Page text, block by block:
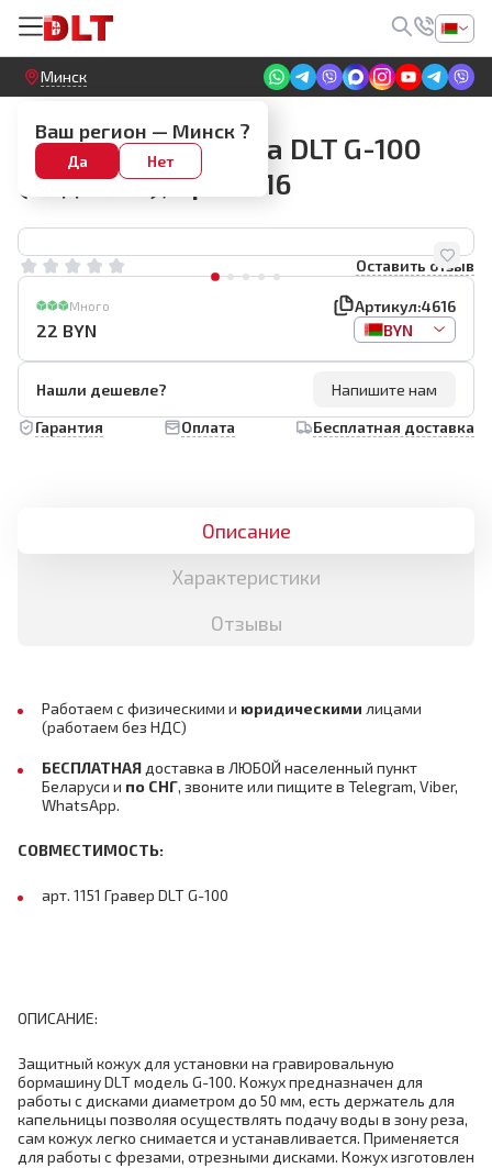
Круглосуточный! Прием заявок на сайте
Минск
Ваш регион — Минск ?
Да Нет
Граверы и оснастка
Кожух для гравера DLT G-100
(под болт), арт.4616
Оставить отзыв
Много Артикул:4616
22 BYN BYN
Нашли дешевле?
Напишите нам
Гарантия
Оплата Бесплатная доставка
Описание
Характеристики
Отзывы
Работаем с физическими и юридическими лицами
(работаем без НДС)
БЕСПЛАТНАЯ доставка в ЛЮБОЙ населенный пункт
Беларуси и по СНГ, звоните или пищите в Telegram, Viber,
WhatsApp.
СОВМЕСТИМОСТЬ:
арт. 1151 Гравер DLT G-100
ОПИСАНИЕ:
Защитный кожух для установки на гравировальную
бормашину DLT модель G-100. Кожух предназначен для
работы с дисками диаметром до 50 мм, есть держатель для
капельницы позволяя осуществлять подачу воды в зону реза,
сам кожух легко снимается и устанавливается. Применяется
для работы с фрезами, отрезными дисками. Кожух изготовлен